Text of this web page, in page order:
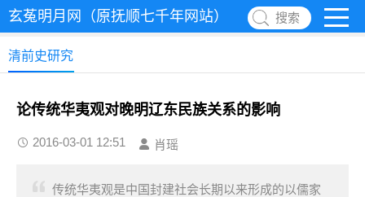
玄菟明月网（原抚顺七千年网站） 搜索
清前史研究
论传统华夷观对晚明辽东民族关系的影响
2016-03-01 12:51 肖瑶
传统华夷观是中国封建社会长期以来形成的以儒家